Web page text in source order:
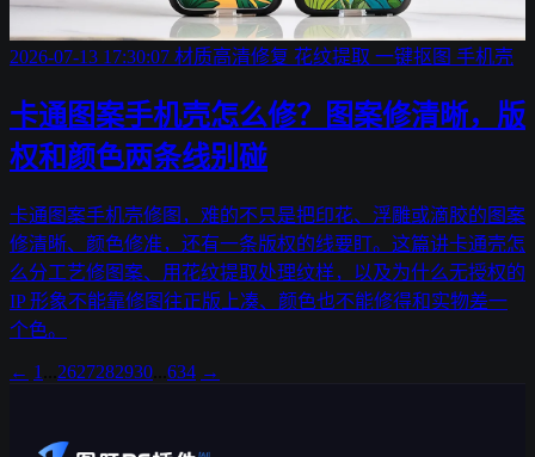
2026-07-13 17:30:07 材质高清修复 花纹提取 一键抠图 手机壳
卡通图案手机壳怎么修？图案修清晰，版
权和颜色两条线别碰
卡通图案手机壳修图，难的不只是把印花、浮雕或滴胶的图案
修清晰、颜色修准，还有一条版权的线要盯。这篇讲卡通壳怎
么分工艺修图案、用花纹提取处理纹样，以及为什么无授权的
IP 形象不能靠修图往正版上凑、颜色也不能修得和实物差一
个色。
← 1 2627282930 634 →